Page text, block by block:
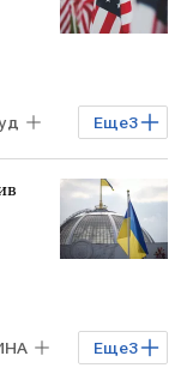
Еще3
Еще3